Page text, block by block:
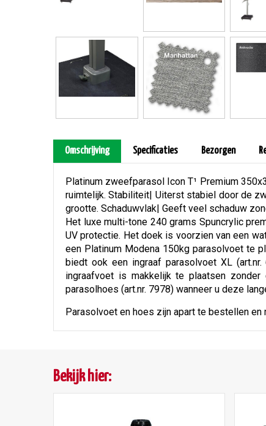
Omschrijving Specificaties Bezorgen
Platinum zweefparasol Icon T¹ Premium
ruimtelijk. Stabiliteit| Uiterst stabiel door de
grootte. Schaduwvlak| Geeft veel schaduw
Het luxe multi-tone 240 grams Spuncrylic
UV protectie. Het doek is voorzien van een
een Platinum Modena 150kg parasolvoet te
biedt ook een ingraaf parasolvoet XL
ingraafvoet is makkelijk te plaatsen
parasolhoes (art.nr. 7978) wanneer u deze
Parasolvoet en hoes zijn apart te bestellen
Bekijk hier: